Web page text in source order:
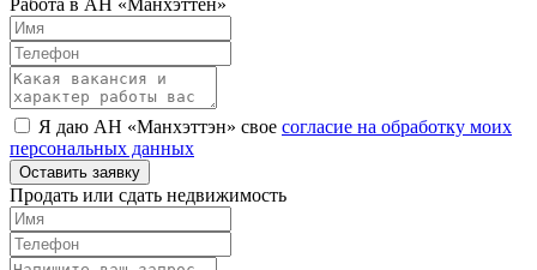
Работа в АН «Манхэттен»
Я даю АН «Манхэттэн» свое согласие на обработку моих
персональных данных
Оставить заявку
Продать или сдать недвижимость